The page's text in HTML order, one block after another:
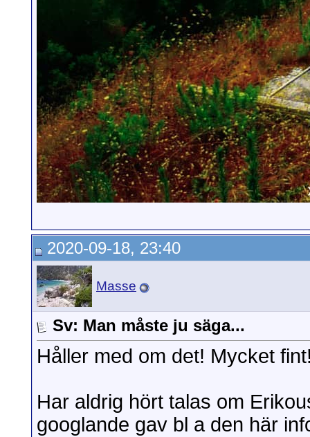
2020-09-18, 23:40
Masse
Sv: Man måste ju säga...
Håller med om det! Mycket
Har aldrig hört talas om
googlande gav bl a den här